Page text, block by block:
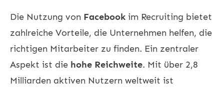
Die Nutzung von Facebook im Recruiting bietet
zahlreiche Vorteile, die Unternehmen helfen, die
richtigen Mitarbeiter zu finden. Ein zentraler
Aspekt ist die hohe Reichweite. Mit über 2,8
Milliarden aktiven Nutzern weltweit ist